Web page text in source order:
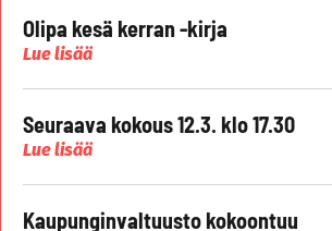
Olipa kesä kerran -kirja
Lue lisää
Seuraava kokous 12.3. klo 17.30
Lue lisää
Kaupunginvaltuusto kokoontuu